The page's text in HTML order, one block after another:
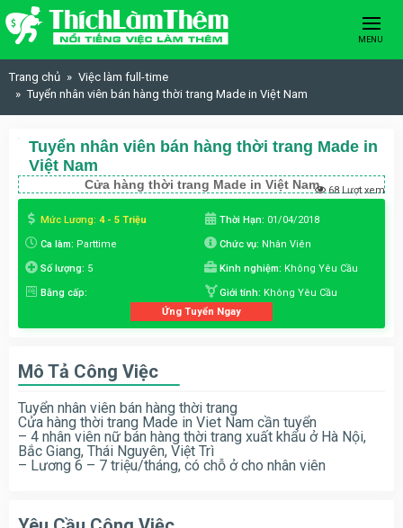
Skip to content
MENU
Trang chủ
Việc làm full-time
Tuyển nhân viên bán hàng thời trang Made in Việt Nam
Tuyển nhân viên bán hàng thời trang Made in
Việt Nam
Cửa hàng thời trang Made in Việt Nam 68 Lượt xem
Mức Lương: 4 - 5 Triệu Thời Hạn: 01/04/2018
Ca làm: Parttime Chức vụ: Nhân Viên
Số lượng: 5 Kinh nghiệm: Không Yêu Cầu
Bằng cấp: Giới tính: Không Yêu Cầu
Ứng Tuyển Ngay
Mô Tả Công Việc
Tuyển nhân viên bán hàng thời trang
Cửa hàng thời trang Made in Viet Nam cần tuyển
– 4 nhân viên nữ bán hàng thời trang xuất khẩu ở Hà Nội,
Bắc Giang, Thái Nguyên, Việt Trì
– Lương 6 – 7 triệu/tháng, có chỗ ở cho nhân viên